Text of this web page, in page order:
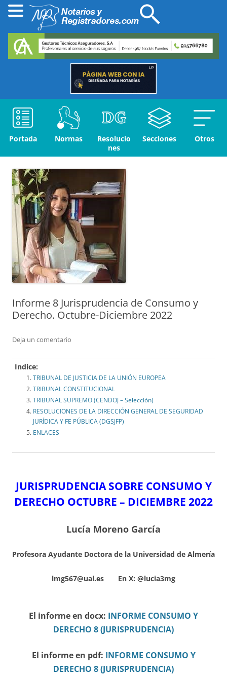
Portada Normas
Resolucio
nes
Secciones Otros
Informe 8 Jurisprudencia de Consumo y
Derecho. Octubre-Diciembre 2022
Deja un comentario
Indice:
TRIBUNAL DE JUSTICIA DE LA UNIÓN EUROPEA
TRIBUNAL CONSTITUCIONAL
TRIBUNAL SUPREMO (CENDOJ – Selección)
RESOLUCIONES DE LA DIRECCIÓN GENERAL DE SEGURIDAD
JURÍDICA Y FE PÚBLICA (DGSJFP)
ENLACES
JURISPRUDENCIA SOBRE CONSUMO Y
DERECHO OCTUBRE – DICIEMBRE 2022
Lucía Moreno García
Profesora Ayudante Doctora de la Universidad de Almería
lmg567@ual.es En X: @lucia3mg
El informe en docx: INFORME CONSUMO Y
DERECHO 8 (JURISPRUDENCIA)
El informe en pdf: INFORME CONSUMO Y
DERECHO 8 (JURISPRUDENCIA)